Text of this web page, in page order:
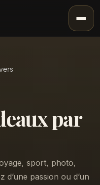
par
sport, photo,
passion ou d’un